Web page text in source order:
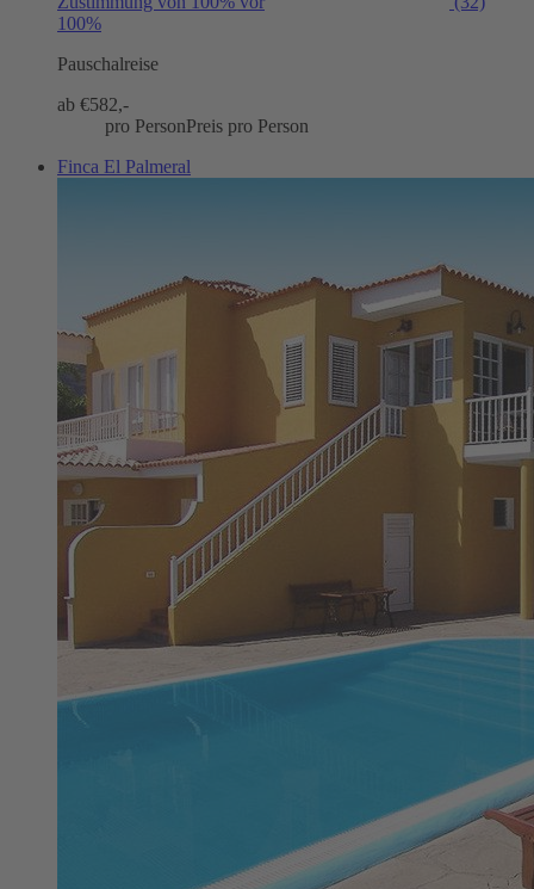
100%
Pauschalreise
ab €582,-
pro PersonPreis pro Person
Finca El Palmeral